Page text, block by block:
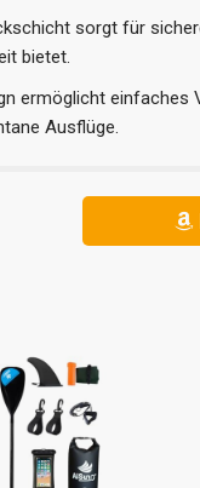
sorgt für
bietet.
ermöglicht einfaches
Ausflüge.